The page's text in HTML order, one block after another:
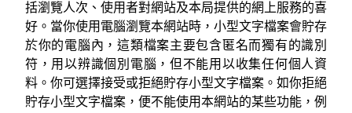
括瀏覽人次、使用者對網站及本局提供的網上服務的喜
好。當你使用電腦瀏覽本網站時，小型文字檔案會貯存
於你的電腦內，這類檔案主要包含匿名而獨有的識別
符，用以辨識個別電腦，但不能用以收集任何個人資
料。你可選擇接受或拒絕貯存小型文字檔案。如你拒絕
貯存小型文字檔案，便不能使用本網站的某些功能，例